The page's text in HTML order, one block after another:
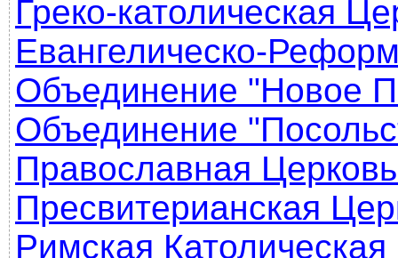
Греко-католическая
Евангелическо-
Объединение "Новое
Объединение
Православная
Пресвитерианская
Римская